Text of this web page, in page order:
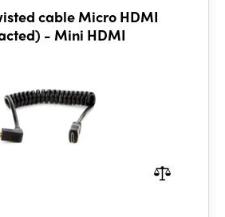
cable Micro HDMI
- Mini HDMI